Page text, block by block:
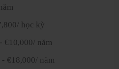
học kỳ
€10,000/ năm
€18,000/ năm